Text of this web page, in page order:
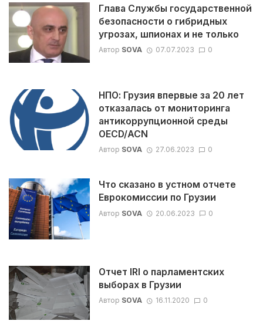
Глава Службы государственной
безопасности о гибридных
угрозах, шпионах и не только
Автор SOVA 07.07.2023 0
НПО: Грузия впервые за 20 лет
отказалась от мониторинга
антикоррупционной среды
OECD/ACN
Автор SOVA 27.06.2023 0
Что сказано в устном отчете
Еврокомиссии по Грузии
Автор SOVA 20.06.2023 0
Отчет IRI о парламентских
выборах в Грузии
Автор SOVA 16.11.2020 0